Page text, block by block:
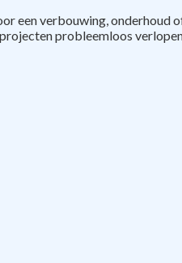
een verbouwing, onderhoud
probleemloos